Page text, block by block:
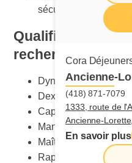
Cora
Ancienne-
(418) 871-7079
1333, route de
Ancienne-
En savoir plus
sécuritaire
Qualification et
recherchées
Dynamisme
Dextérité manuelle
Capacité de charge
Maniement
Maîtrise du stress
Rapidité